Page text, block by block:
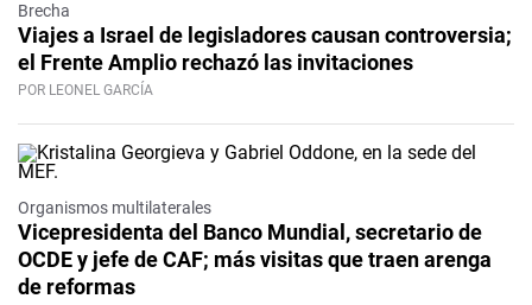
Brecha
Viajes a Israel de legisladores causan controversia;
el Frente Amplio rechazó las invitaciones
POR LEONEL GARCÍA
Organismos multilaterales
Vicepresidenta del Banco Mundial, secretario de
OCDE y jefe de CAF; más visitas que traen arenga
de reformas